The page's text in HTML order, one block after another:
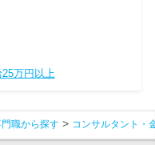
25万円以上
職から探す コンサルタント・